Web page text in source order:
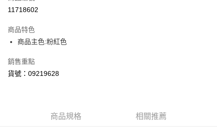
11718602
商品特色
商品主色:粉紅色
銷售重點
貨號：09219628
商品規格 相關推薦